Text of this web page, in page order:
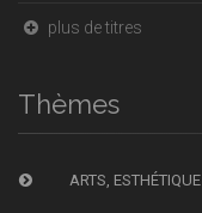
plus de titres
Thèmes
ARTS, ESTHÉTIQUE